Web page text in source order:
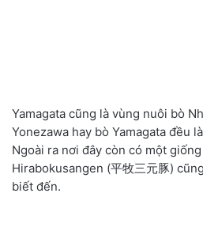
Yamagata cũng là vùng nuôi bò
Yonezawa hay bò Yamagata đều
Ngoài ra nơi đây còn có một
Hirabokusangen (平牧三元豚)
biết đến.